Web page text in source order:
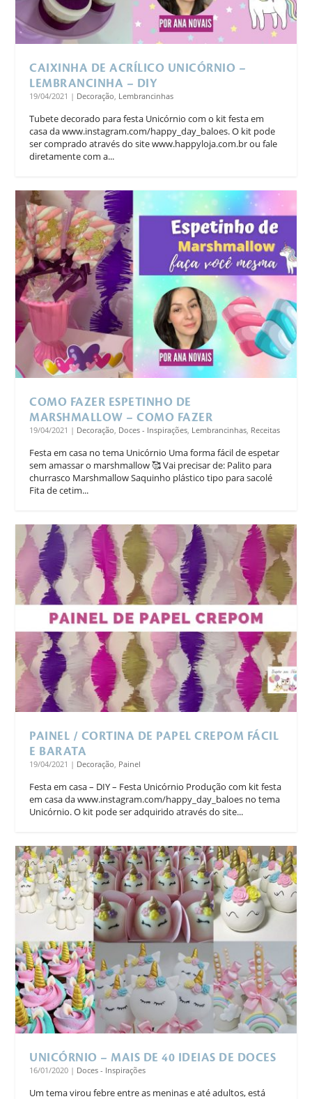
CAIXINHA DE ACRÍLICO UNICÓRNIO –
LEMBRANCINHA – DIY
19/04/2021 | Decoração, Lembrancinhas
Tubete decorado para festa Unicórnio com o kit festa em
casa da www.instagram.com/happy_day_baloes. O kit pode
ser comprado através do site www.happyloja.com.br ou fale
diretamente com a...
COMO FAZER ESPETINHO DE
MARSHMALLOW – COMO FAZER
19/04/2021 | Decoração, Doces - Inspirações, Lembrancinhas, Receitas
Festa em casa no tema Unicórnio Uma forma fácil de espetar
sem amassar o marshmallow 🥰 Vai precisar de: Palito para
churrasco Marshmallow Saquinho plástico tipo para sacolé
Fita de cetim...
PAINEL / CORTINA DE PAPEL CREPOM FÁCIL
E BARATA
19/04/2021 | Decoração Painel
Festa em casa – DIY – Festa Unicórnio Produção com kit festa
em casa da www.instagram.com/happy_day_baloes no tema
Unicórnio. O kit pode ser adquirido através do site...
UNICÓRNIO – MAIS DE 40 IDEIAS DE DOCES
16/01/2020 | Doces - Inspirações
Um tema virou febre entre as meninas e até adultos, está